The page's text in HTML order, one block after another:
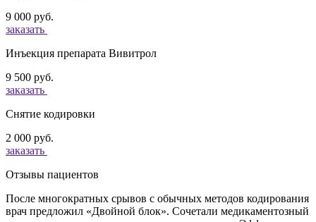
9 000 руб.
заказать
Инъекция препарата Вивитрол
9 500 руб.
заказать
Снятие кодировки
2 000 руб.
заказать
Отзывы пациентов
После многократных срывов с обычных методов кодирования
врач предложил «Двойной блок». Сочетали медикаментозный